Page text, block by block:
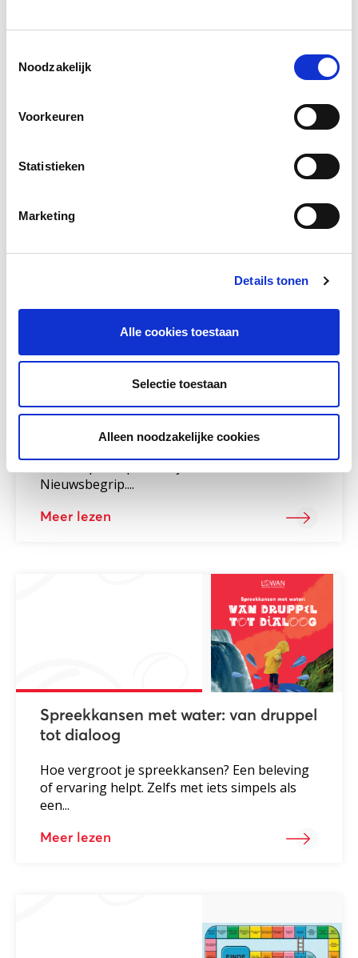
Noodzakelijk
Voorkeuren
Statistieken
Marketing
Details tonen
Alle cookies toestaan
Selectie toestaan
Alleen noodzakelijke cookies
Social media
Facebook
Andere bezoekers bekeken ook
Weerwoord
Weerwoord is bedoeld om de leerlingen beter
Nieuwsbegrip....
Meer lezen
Spreekkansen met water: van druppel
tot dialoog
Hoe vergroot je spreekkansen? Een beleving
of ervaring helpt. Zelfs met iets simpels als
een...
Meer lezen